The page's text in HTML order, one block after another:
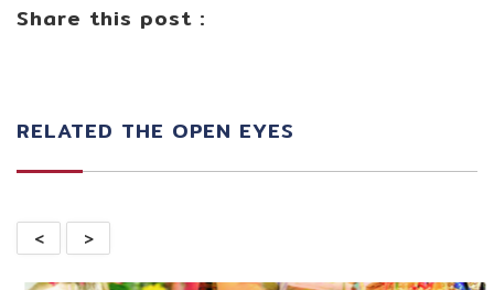
Share this post :
RELATED THE OPEN EYES